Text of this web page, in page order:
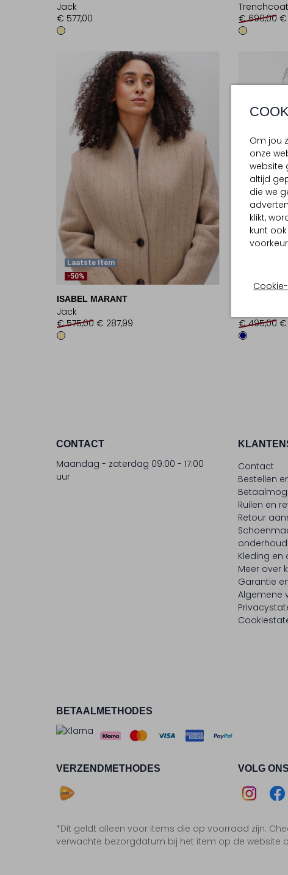
Om jou
onze
website
altijd
die we
klikt,
kunt
Jack
€ 577,00
€ 690,00 €
Laatste Item
-50%
ISABEL MARANT
Jack
€ 575,00 € 287,99
€ 495,00 €
CONTACT
Maandag - zaterdag 09:00 - 17:00
uur
Contact
Bestellen
Ruilen en
Retour
onderhoud
Kleding en
Meer over
Garantie
Algemene
BETAALMETHODES
VERZENDMETHODES VOLG ONS
*Dit geldt alleen voor items die op voorraad zijn.
verwachte bezorgdatum bij het item op de website